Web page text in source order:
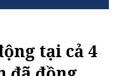
tại cả 4